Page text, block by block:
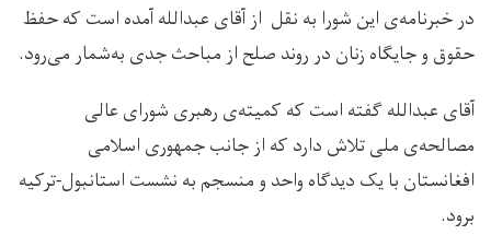
در خبرنامه‌ی این شورا به نقل از آقای عبدالله آمده است که حفظ
حقوق و جایگاه زنان در روند صلح از مباحث جدی به‌شمار می‌رود.
آقای عبدالله گفته است که کمیته‌ی رهبری شورای عالی
مصالحه‌ی ملی تلاش دارد که از جانب جمهوری اسلامی
افغانستان با یک دیدگاه واحد و منسجم به نشست استانبول-ترکیه
برود.